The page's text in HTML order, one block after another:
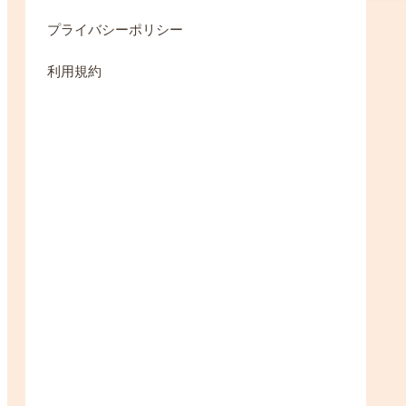
プライバシーポリシー
利用規約